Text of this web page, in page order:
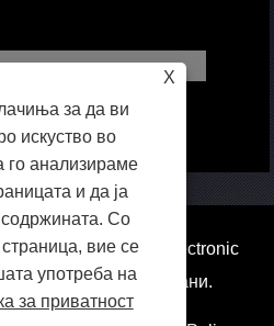
Dongguan Qihang Electronic
Сите права се задржани.
X
за да ви
искуство во
го анализираме
и да ја
Со
вие се
употреба на
за приватност